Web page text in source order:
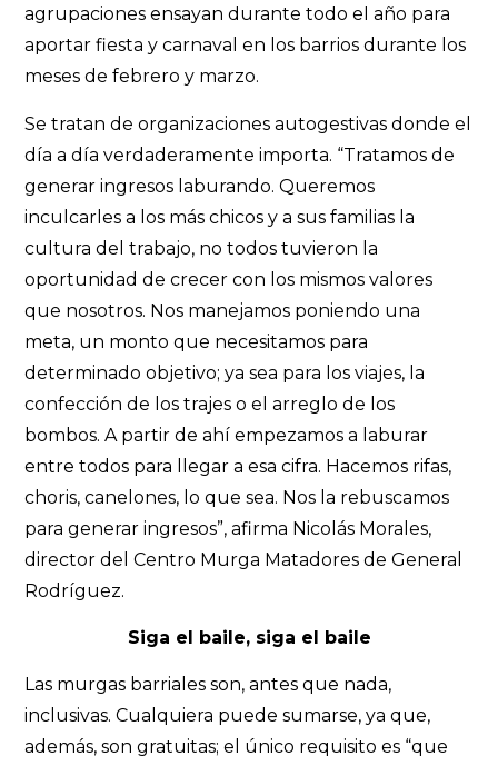
agrupaciones ensayan durante todo el año para
aportar fiesta y carnaval en los barrios durante los
meses de febrero y marzo.
Se tratan de organizaciones autogestivas donde el
día a día verdaderamente importa. “Tratamos de
generar ingresos laburando. Queremos
inculcarles a los más chicos y a sus familias la
cultura del trabajo, no todos tuvieron la
oportunidad de crecer con los mismos valores
que nosotros. Nos manejamos poniendo una
meta, un monto que necesitamos para
determinado objetivo; ya sea para los viajes, la
confección de los trajes o el arreglo de los
bombos. A partir de ahí empezamos a laburar
entre todos para llegar a esa cifra. Hacemos rifas,
choris, canelones, lo que sea. Nos la rebuscamos
para generar ingresos”, afirma Nicolás Morales,
director del Centro Murga Matadores de General
Rodríguez.
Siga el baile, siga el baile
Las murgas barriales son, antes que nada,
inclusivas. Cualquiera puede sumarse, ya que,
además, son gratuitas; el único requisito es “que